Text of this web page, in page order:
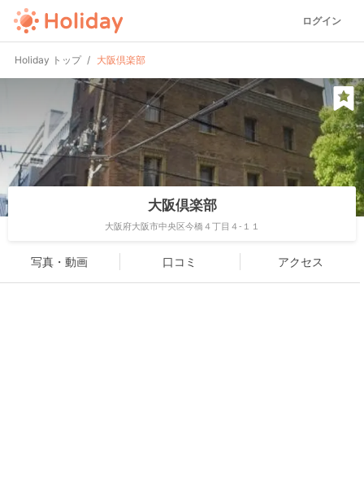
ログイン
Holiday トップ 大阪倶楽部
大阪倶楽部
大阪府大阪市中央区今橋４丁目４-１１
写真・動画 口コミ アクセス